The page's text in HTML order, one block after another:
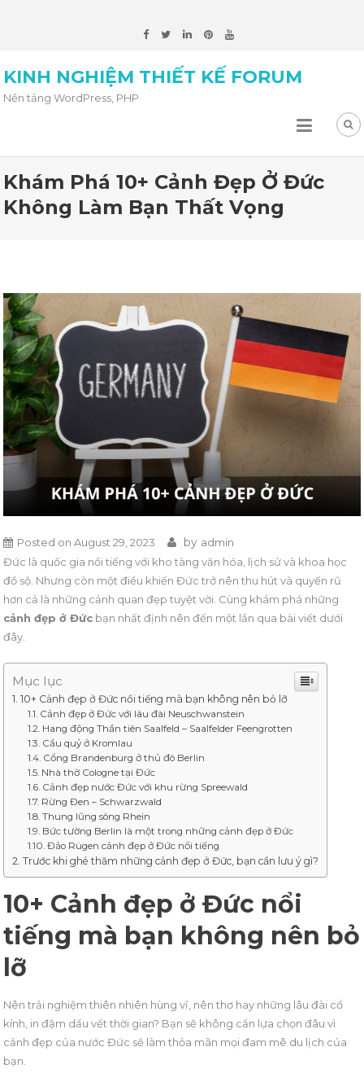
KINH NGHIỆM THIẾT KẾ FORUM
Nền tảng WordPress, PHP
Khám Phá 10+ Cảnh Đẹp Ở Đức
Không Làm Bạn Thất Vọng
Posted onAugust 29, 2023 by admin
Đức là quốc gia nổi tiếng với kho tàng văn hóa, lịch sử và khoa học
đồ sộ. Nhưng còn một điều khiến Đức trở nên thu hút và quyến rũ
hơn cả là những cảnh quan đẹp tuyệt vời. Cùng khám phá những
cảnh đẹp ở Đức bạn nhất định nên đến một lần qua bài viết dưới
đây.
Mục lục
10+ Cảnh đẹp ở Đức nổi tiếng mà bạn không nên bỏ lỡ
Cảnh đẹp ở Đức với lâu đài Neuschwanstein
Hang động Thần tiên Saalfeld – Saalfelder Feengrotten
Cầu quỷ ở Kromlau
Cổng Brandenburg ở thủ đô Berlin
Nhà thờ Cologne tại Đức
Cảnh đẹp nước Đức với khu rừng Spreewald
Rừng Đen – Schwarzwald
Thung lũng sông Rhein
Bức tường Berlin là một trong những cảnh đẹp ở Đức
Đảo Rügen cảnh đẹp ở Đức nổi tiếng
Trước khi ghé thăm những cảnh đẹp ở Đức, bạn cần lưu ý gì?
10+ Cảnh đẹp ở Đức nổi
tiếng mà bạn không nên bỏ
lỡ
Nên trải nghiệm thiên nhiên hùng vĩ, nên thơ hay những lâu đài cổ
kính, in đậm dấu vết thời gian? Bạn sẽ không cần lựa chọn đâu vì
cảnh đẹp của nước Đức sẽ làm thỏa mãn mọi đam mê du lịch của
bạn.